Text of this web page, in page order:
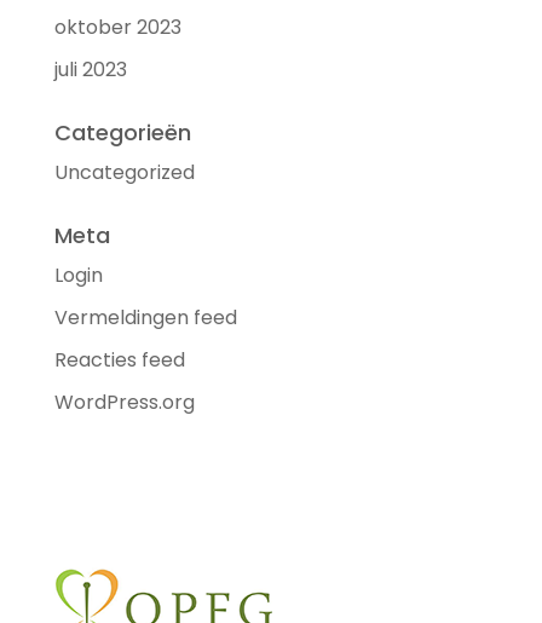
oktober 2023
juli 2023
Categorieën
Uncategorized
Meta
Login
Vermeldingen feed
Reacties feed
WordPress.org